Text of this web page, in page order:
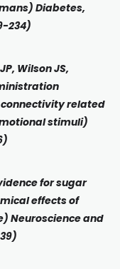
Diabetes,
234)
Wilson JS,
related
stimuli)
for sugar
effects of
Neuroscience and